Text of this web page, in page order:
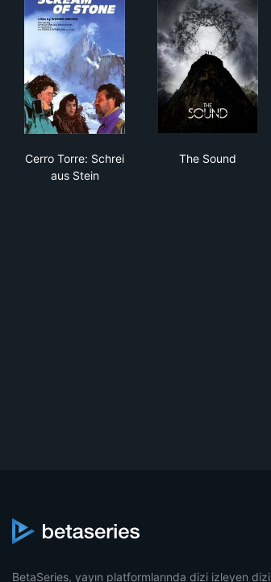
Cerro Torre: Schrei
aus Stein
The Sound
BetaSeries, yayın platformlarında dizi izleyen dizi